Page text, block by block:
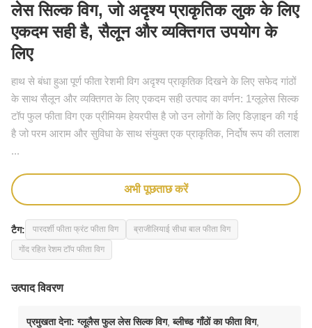
लेस सिल्क विग, जो अदृश्य प्राकृतिक लुक के लिए
एकदम सही है, सैलून और व्यक्तिगत उपयोग के
लिए
हाथ से बंधा हुआ पूर्ण फीता रेशमी विग अदृश्य प्राकृतिक दिखने के लिए सफेद गांठों
के साथ सैलून और व्यक्तिगत के लिए एकदम सही उत्पाद का वर्णन: 1ग्लूलेस सिल्क
टॉप फुल फीता विग एक प्रीमियम हेयरपीस है जो उन लोगों के लिए डिज़ाइन की गई
है जो परम आराम और सुविधा के साथ संयुक्त एक प्राकृतिक, निर्दोष रूप की तलाश
...
अभी पूछताछ करें
टैग: पारदर्शी फीता फ्रंट फीता विग ब्राजीलियाई सीधा बाल फीता विग
गोंद रहित रेशम टॉप फीता विग
उत्पाद विवरण
प्रमुखता देना: ग्लूलैस फुल लेस सिल्क विग,ब्लीच्ड गाँठों का फीता विग,